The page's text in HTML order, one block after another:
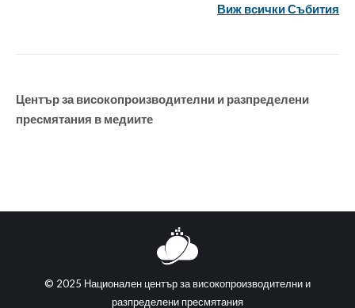
Виж всички Събития
Център за високопроизводителни и разпределени
пресмятания в медиите
© 2025 Национален център за високопроизводителни и
разпределени пресмятания